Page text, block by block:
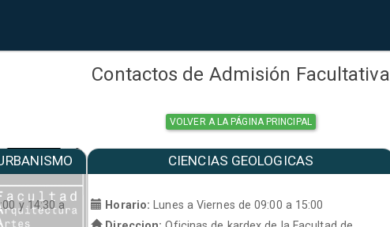
Contactos de Admisión Facultativa
VOLVER A LA PÁGINA PRINCIPAL
y 14:30 a
CIENCIAS GEOLOGICAS
Horario:
Lunes a Viernes de 09:00 a 15:00